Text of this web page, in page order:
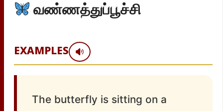
வண்ணத்துப்பூச்சி
EXAMPLES
The butterfly is sitting on a